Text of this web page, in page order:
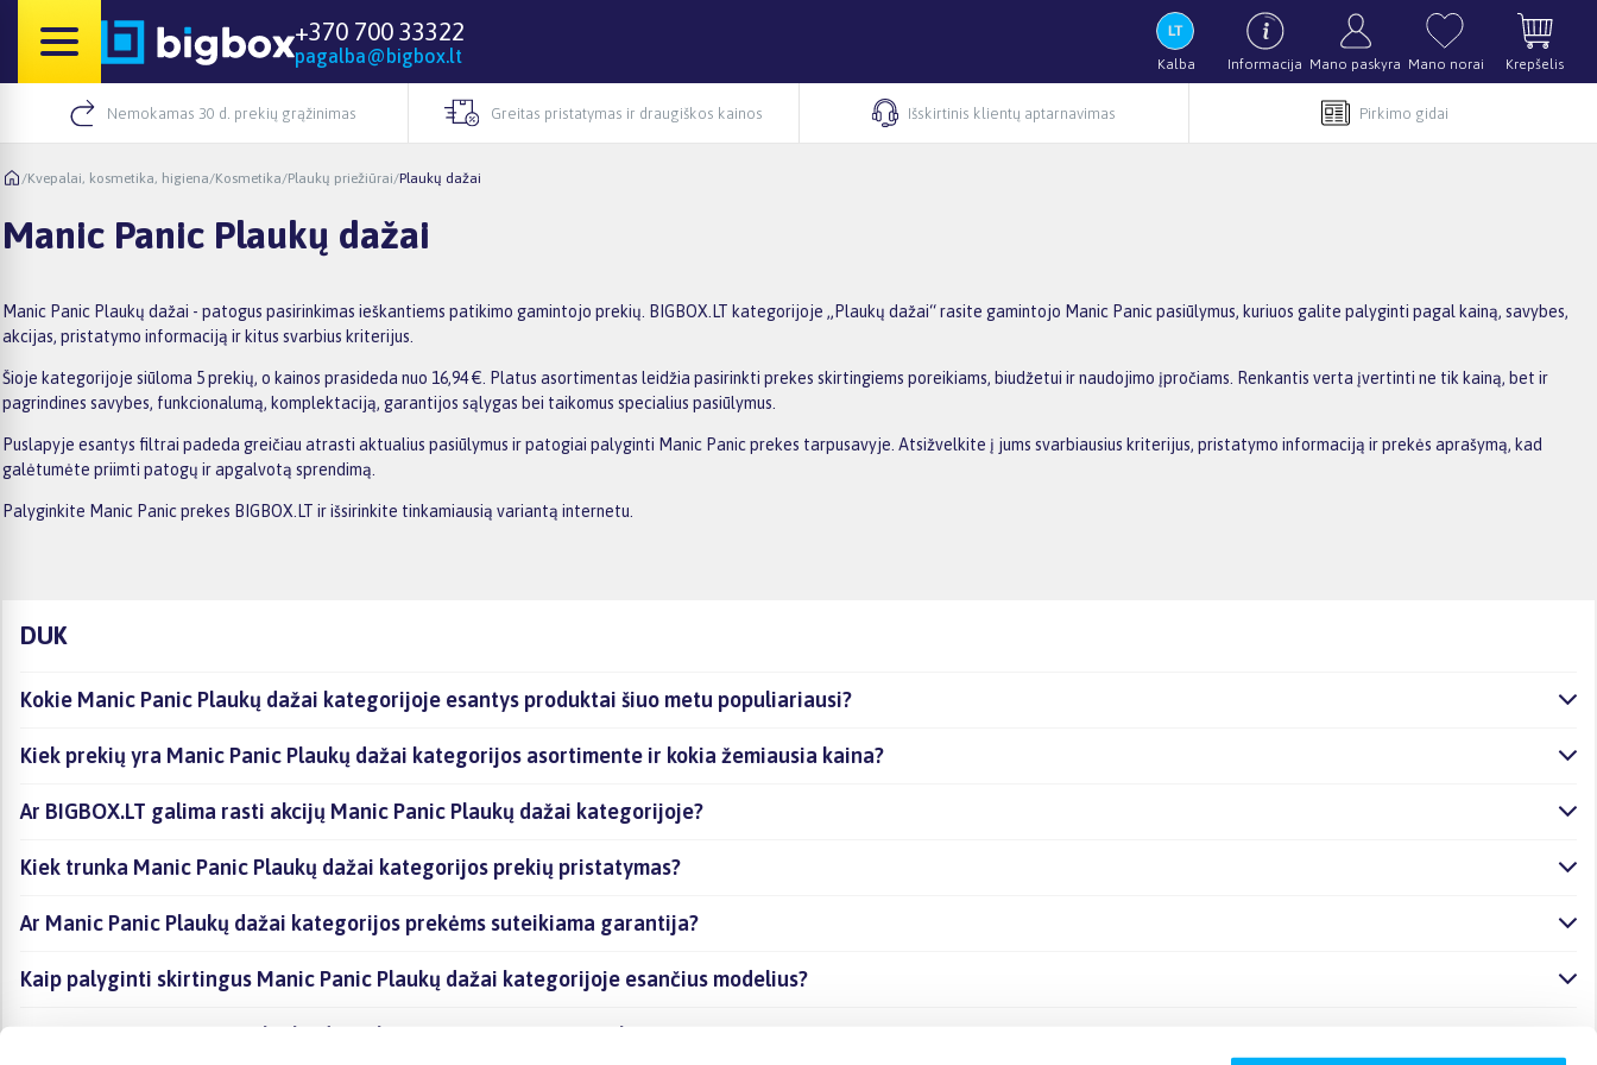
+370 700 33322
pagalba@bigbox.lt Kalba Informacija Mano paskyra Mano norai Krepšelis
Nemokamas 30 d. prekių grąžinimas Greitas pristatymas ir draugiškos kainos Išskirtinis klientų aptarnavimas Pirkimo gidai
/Kvepalai, kosmetika, higiena/Kosmetika/Plaukų priežiūrai/Plaukų dažai
Manic Panic Plaukų dažai
Manic Panic Plaukų dažai - patogus pasirinkimas ieškantiems patikimo gamintojo prekių. BIGBOX.LT kategorijoje „Plaukų dažai“ rasite gamintojo Manic Panic pasiūlymus, kuriuos galite palyginti pagal kainą, savybes,
akcijas, pristatymo informaciją ir kitus svarbius kriterijus.
Šioje kategorijoje siūloma 5 prekių, o kainos prasideda nuo 16,94 €. Platus asortimentas leidžia pasirinkti prekes skirtingiems poreikiams, biudžetui ir naudojimo įpročiams. Renkantis verta įvertinti ne tik kainą, bet ir
pagrindines savybes, funkcionalumą, komplektaciją, garantijos sąlygas bei taikomus specialius pasiūlymus.
Puslapyje esantys filtrai padeda greičiau atrasti aktualius pasiūlymus ir patogiai palyginti Manic Panic prekes tarpusavyje. Atsižvelkite į jums svarbiausius kriterijus, pristatymo informaciją ir prekės aprašymą, kad
galėtumėte priimti patogų ir apgalvotą sprendimą.
Palyginkite Manic Panic prekes BIGBOX.LT ir išsirinkite tinkamiausią variantą internetu.
DUK
Kokie Manic Panic Plaukų dažai kategorijoje esantys produktai šiuo metu populiariausi?
Kiek prekių yra Manic Panic Plaukų dažai kategorijos asortimente ir kokia žemiausia kaina?
Ar BIGBOX.LT galima rasti akcijų Manic Panic Plaukų dažai kategorijoje?
Kiek trunka Manic Panic Plaukų dažai kategorijos prekių pristatymas?
Ar Manic Panic Plaukų dažai kategorijos prekėms suteikiama garantija?
Kaip palyginti skirtingus Manic Panic Plaukų dažai kategorijoje esančius modelius?
Kaip įsigyti Manic Panic Plaukų dažai kategorijoje esančias prekes internetu?